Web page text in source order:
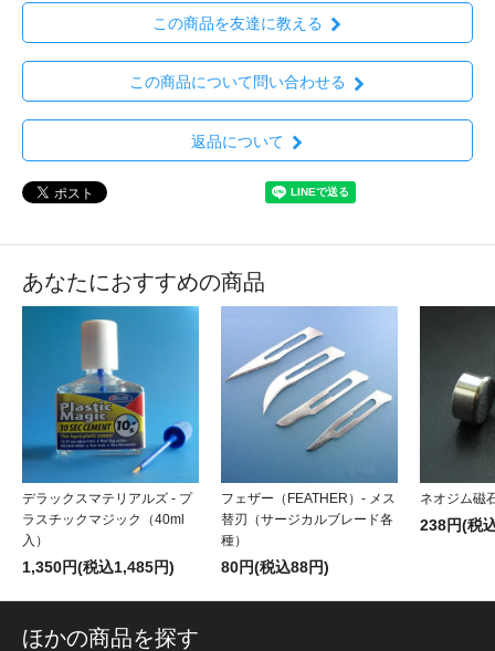
この商品を友達に教える
この商品について問い合わせる
返品について
あなたにおすすめの商品
デラックスマテリアルズ - プ
ラスチックマジック（40ml
入）
1,350円(税込1,485円)
フェザー（FEATHER）- メス
替刃（サージカルブレード各
種）
80円(税込88円)
ネオジム磁
238円(税
ほかの商品を探す